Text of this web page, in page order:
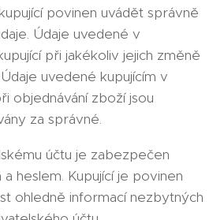
povinen uvádět správně
Údaje uvedené v
při jakékoliv jejich změně
uvedené kupujícím v
objednávání zboží jsou
za správné.
účtu je zabezpečen
heslem. Kupující je povinen
ohledně informací nezbytných